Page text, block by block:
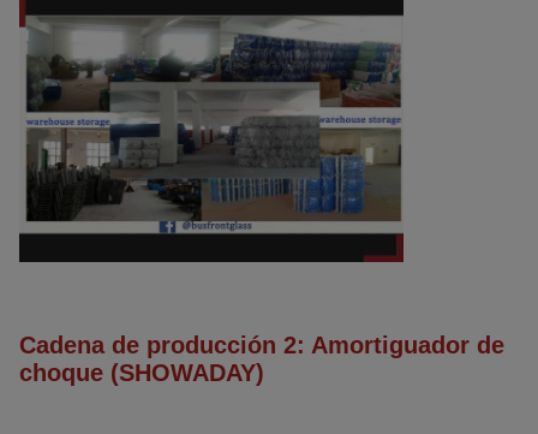
Cadena de producción 2: Amortiguador de
choque (SHOWADAY)